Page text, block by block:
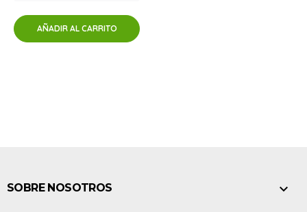
AÑADIR AL CARRITO
SOBRE NOSOTROS 